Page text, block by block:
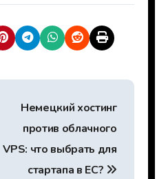
Немецкий хостинг
против облачного
VPS: что выбрать для
стартапа в ЕС?